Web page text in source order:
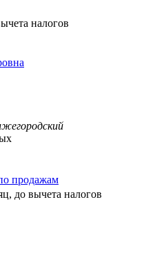
налогов
продажам
до вычета налогов